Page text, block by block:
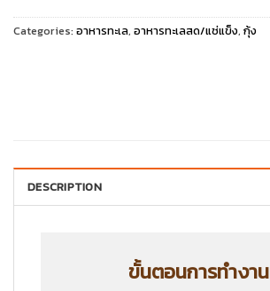
Categories: อาหารทะเล, อาหารทะเลสด/แช่แข็ง, กุ้ง
DESCRIPTION
ขั้นตอนการทำงาน